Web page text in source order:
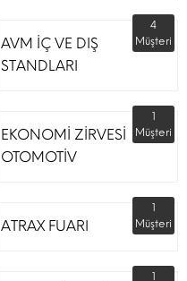
AVM İÇ VE DIŞ
STANDLARI
4
Müşteri
EKONOMİ ZİRVESİ
OTOMOTİV
1
Müşteri
ATRAX FUARI
1
Müşteri
1